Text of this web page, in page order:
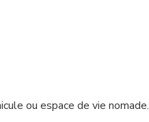
ou espace de vie nomade.